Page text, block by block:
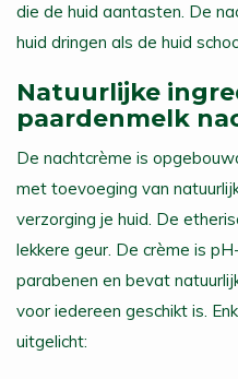
die de huid aantasten. De
huid dringen als de huid
Natuurlijke
paardenmelk
De nachtcrème is
met toevoeging van
verzorging je huid. De
lekkere geur. De crème is
parabenen en bevat
voor iedereen geschikt is.
uitgelicht: